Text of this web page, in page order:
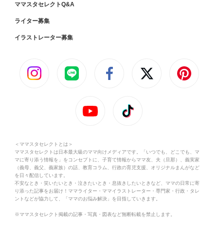
ママスタセレクトQ&A
ライター募集
イラストレーター募集
＜ママスタセレクトとは＞
ママスタセレクトは日本最大級のママ向けメディアです。「いつでも、どこでも、マ
マに寄り添う情報を」をコンセプトに、子育て情報からママ友、夫（旦那）、義実家
（義母、義父、義家族）の話、教育コラム、行政の育児支援、オリジナルまんがなど
を日々配信しています。
不安なとき・笑いたいとき・泣きたいとき・息抜きしたいときなど、ママの日常に寄
り添った記事をお届け！ママライター・ママイラストレーター・専門家・行政・タレ
ントなどが協力して、「ママのお悩み解決」を目指していきます。
※ママスタセレクト掲載の記事・写真・図表など無断転載を禁止します。